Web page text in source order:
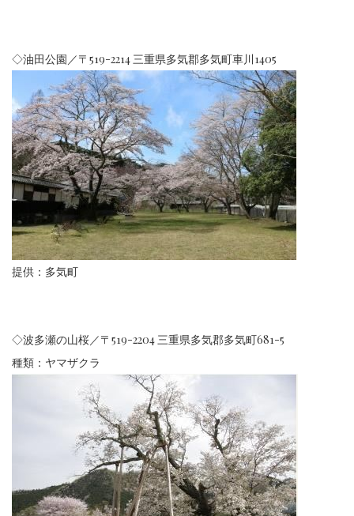
◇油田公園／〒519-2214 三重県多気郡多気町車川1405
提供：多気町
◇波多瀬の山桜／〒519-2204 三重県多気郡多気町681-5
種類：ヤマザクラ